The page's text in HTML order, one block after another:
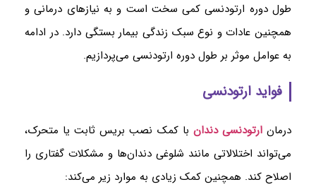
طول دوره ارتودنسی کمی سخت است و به نیازهای درمانی و
همچنین عادات و نوع سبک زندگی بیمار بستگی دارد. در ادامه
به عوامل موثر بر طول دوره ارتودنسی می‌پردازیم.
فواید ارتودنسی
درمانارتودنسی دندان با کمک نصب بریس ثابت یا متحرک،
می‌تواند اختلالاتی مانند شلوغی دندان‌ها و مشکلات گفتاری را
اصلاح کند. همچنین کمک زیادی به موارد زیر می‌کند: